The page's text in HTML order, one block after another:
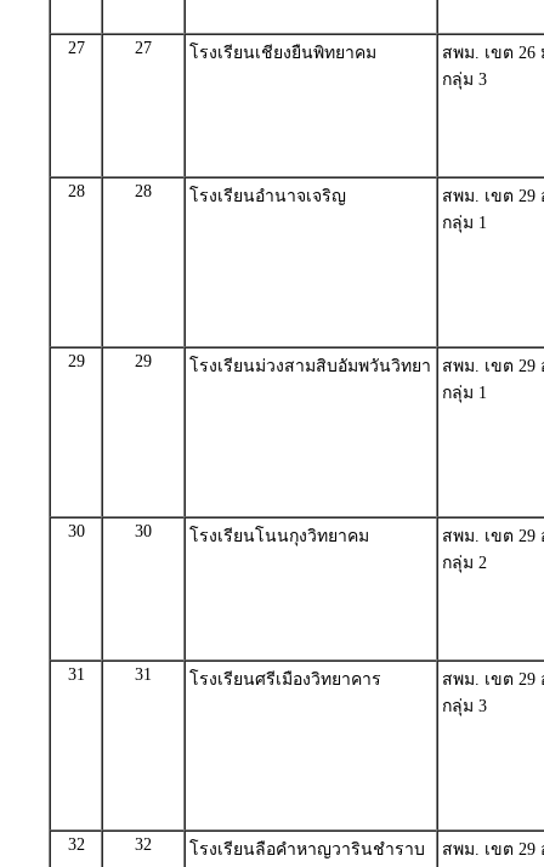
27 27 โรงเรียนเชียงยืนพิทยาคม
สพม. เขต 26
กลุ่ม 3
28 28 โรงเรียนอำนาจเจริญ
สพม. เขต 29
กลุ่ม 1
29 29 โรงเรียนม่วงสามสิบอัมพวันวิทยา
สพม. เขต
กลุ่ม 1
30 30 โรงเรียนโนนกุงวิทยาคม
สพม. เขต
กลุ่ม 2
31 31 โรงเรียนศรีเมืองวิทยาคาร
สพม. เขต
กลุ่ม 3
32 32 โรงเรียนลือคำหาญวารินชำราบ
สพม. เขต